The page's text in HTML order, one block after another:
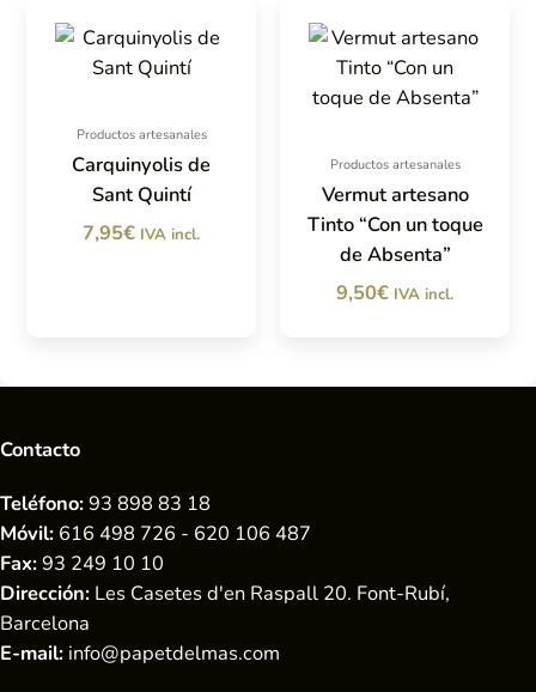
Productos artesanales
Carquinyolis de
Sant Quintí
7,95€ IVA incl.
Productos artesanales
Vermut artesano
Tinto “Con un toque
de Absenta”
9,50€ IVA incl.
Contacto
Teléfono:93 898 83 18
Móvil: 616 498 726 - 620 106 487
Fax:93 249 10 10
Dirección: Les Casetes d'en Raspall 20. Font-Rubí,
Barcelona
E-mail: info@papetdelmas.com